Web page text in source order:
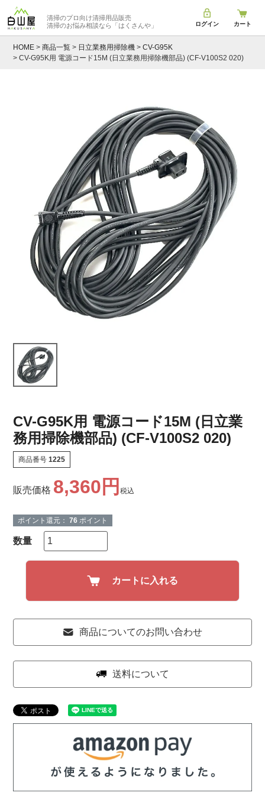
清掃のプロ向け清掃用品販売
清掃のお悩み相談なら 「はくさんや」 ログイン カート
HOME 商品一覧 日立業務用掃除機
CV-G95K
CV-G95K用 電源コード15M (日立業務用掃除機部品) (CF-V100S2 020)
CV-G95K用 電源コード15M (日立業
務用掃除機部品) (CF-V100S2 020)
商品番号 1225
販売価格 8,360 税込
ポイント還元： 76 ポイント
カートに入れる
商品についてのお問い合わせ
送料について